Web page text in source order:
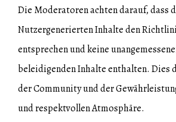
Die Moderatoren achten darauf, dass
Nutzergenerierten Inhalte den
entsprechen und keine
beleidigenden Inhalte enthalten. Dies
der Community und der
und respektvollen Atmosphäre.